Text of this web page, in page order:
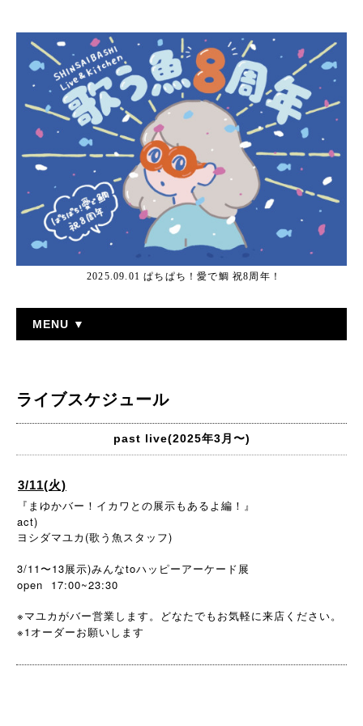
2025.09.01 ぱちぱち！愛で鯛 祝8周年！
MENU ▼
ライブスケジュール
past live(2025年3月〜)
3/11(火)
『まゆかバー！イカワとの展示もあるよ編！』
act)
ヨシダマユカ(歌う魚スタッフ)
3/11〜13展示)みんなtoハッピーアーケード展
open 17:00~23:30
※マユカがバー営業します。どなたでもお気軽に来店ください。
※1 オーダーお願いします